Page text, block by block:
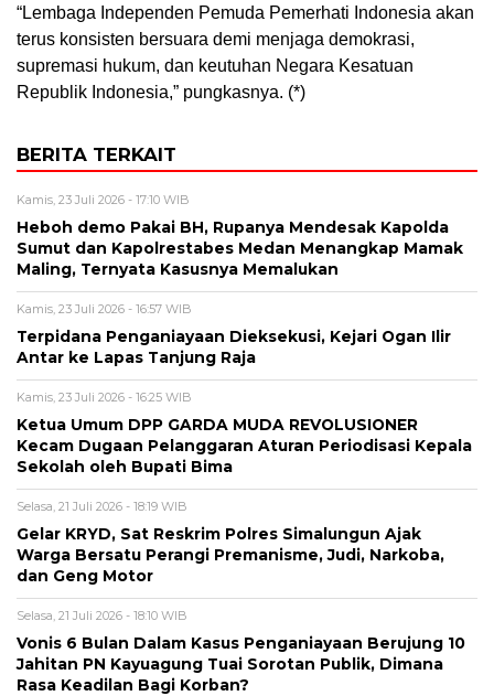
“Lembaga Independen Pemuda Pemerhati Indonesia akan
terus konsisten bersuara demi menjaga demokrasi,
supremasi hukum, dan keutuhan Negara Kesatuan
Republik Indonesia,” pungkasnya. (*)
BERITA TERKAIT
Kamis, 23 Juli 2026 - 17:10 WIB
Heboh demo Pakai BH, Rupanya Mendesak Kapolda
Sumut dan Kapolrestabes Medan Menangkap Mamak
Maling, Ternyata Kasusnya Memalukan
Kamis, 23 Juli 2026 - 16:57 WIB
Terpidana Penganiayaan Dieksekusi, Kejari Ogan Ilir
Antar ke Lapas Tanjung Raja
Kamis, 23 Juli 2026 - 16:25 WIB
Ketua Umum DPP GARDA MUDA REVOLUSIONER
Kecam Dugaan Pelanggaran Aturan Periodisasi Kepala
Sekolah oleh Bupati Bima
Selasa, 21 Juli 2026 - 18:19 WIB
Gelar KRYD, Sat Reskrim Polres Simalungun Ajak
Warga Bersatu Perangi Premanisme, Judi, Narkoba,
dan Geng Motor
Selasa, 21 Juli 2026 - 18:10 WIB
Vonis 6 Bulan Dalam Kasus Penganiayaan Berujung 10
Jahitan PN Kayuagung Tuai Sorotan Publik, Dimana
Rasa Keadilan Bagi Korban?